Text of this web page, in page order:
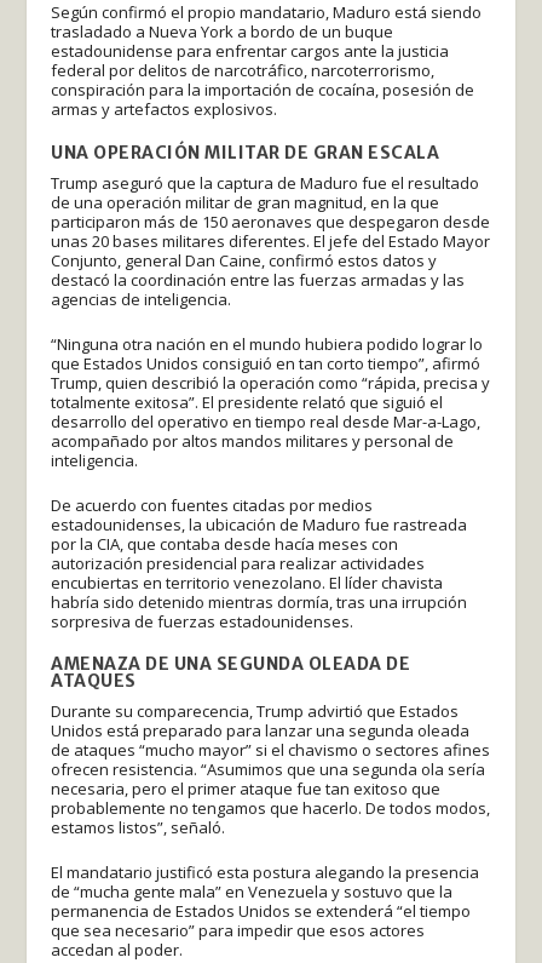
Según confirmó el propio mandatario, Maduro está siendo
trasladado a Nueva York a bordo de un buque
estadounidense para enfrentar cargos ante la justicia
federal por delitos de narcotráfico, narcoterrorismo,
conspiración para la importación de cocaína, posesión de
armas y artefactos explosivos.
UNA OPERACIÓN MILITAR DE GRAN ESCALA
Trump aseguró que la captura de Maduro fue el resultado
de una operación militar de gran magnitud, en la que
participaron más de 150 aeronaves que despegaron desde
unas 20 bases militares diferentes. El jefe del Estado Mayor
Conjunto, general Dan Caine, confirmó estos datos y
destacó la coordinación entre las fuerzas armadas y las
agencias de inteligencia.
“Ninguna otra nación en el mundo hubiera podido lograr lo
que Estados Unidos consiguió en tan corto tiempo”, afirmó
Trump, quien describió la operación como “rápida, precisa y
totalmente exitosa”. El presidente relató que siguió el
desarrollo del operativo en tiempo real desde Mar-a-Lago,
acompañado por altos mandos militares y personal de
inteligencia.
De acuerdo con fuentes citadas por medios
estadounidenses, la ubicación de Maduro fue rastreada
por la CIA, que contaba desde hacía meses con
autorización presidencial para realizar actividades
encubiertas en territorio venezolano. El líder chavista
habría sido detenido mientras dormía, tras una irrupción
sorpresiva de fuerzas estadounidenses.
AMENAZA DE UNA SEGUNDA OLEADA DE
ATAQUES
Durante su comparecencia, Trump advirtió que Estados
Unidos está preparado para lanzar una segunda oleada
de ataques “mucho mayor” si el chavismo o sectores afines
ofrecen resistencia. “Asumimos que una segunda ola sería
necesaria, pero el primer ataque fue tan exitoso que
probablemente no tengamos que hacerlo. De todos modos,
estamos listos”, señaló.
El mandatario justificó esta postura alegando la presencia
de “mucha gente mala” en Venezuela y sostuvo que la
permanencia de Estados Unidos se extenderá “el tiempo
que sea necesario” para impedir que esos actores
accedan al poder.